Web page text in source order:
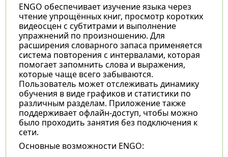
ENGO обеспечивает изучение языка через
чтение упрощённых книг, просмотр коротких
видеосцен с субтитрами и выполнение
упражнений по произношению. Для
расширения словарного запаса применяется
система повторения с интервалами, которая
помогает запомнить слова и выражения,
которые чаще всего забываются.
Пользователь может отслеживать динамику
обучения в виде графиков и статистики по
различным разделам. Приложение также
поддерживает офлайн-доступ, чтобы можно
было проходить занятия без подключения к
сети.
Основные возможности ENGO: